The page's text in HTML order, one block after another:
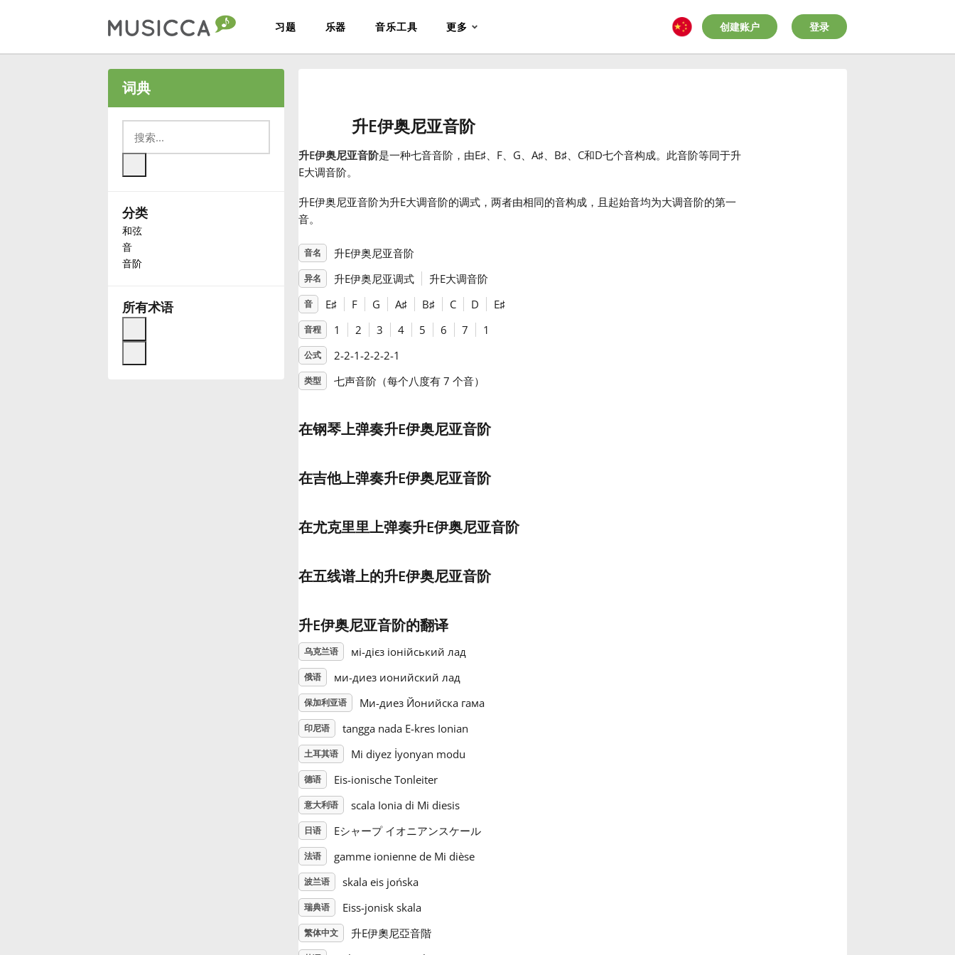
习题 乐器 音乐工具 更多
Български
Deutsch
Español
Français
创建账户 登录
词典
分类
和弦
音
音阶
所有术语
升E伊奥尼亚音阶
升E伊奥尼亚音阶是一种七音音阶，由E♯、F、G、A♯、B♯、C和D七个音构成。此音阶等同于升
E大调音阶。
升E伊奥尼亚音阶为升E大调音阶的调式，两者由相同的音构成，且起始音均为大调音阶的第一
音。
音名 升E伊奥尼亚音阶
异名 升E伊奥尼亚调式 升E大调音阶
音 E♯ F G A♯ B♯ C D E♯
音程 1 2 3 4 5 6 7 1
公式 2-2-1-2-2-2-1
类型 七声音阶（每个八度有 7 个音）
在钢琴上弹奏升E伊奥尼亚音阶
在吉他上弹奏升E伊奥尼亚音阶
在尤克里里上弹奏升E伊奥尼亚音阶
在五线谱上的升E伊奥尼亚音阶
升E伊奥尼亚音阶的翻译
乌克兰语 мі-дієз іонійський лад
俄语 ми-диез ионийский лад
保加利亚语 Mи-диез Йонийска гама
印尼语 tangga nada E-kres Ionian
土耳其语 Mi diyez İyonyan modu
德语 Eis-ionische Tonleiter
意大利语 scala Ionia di Mi diesis
日语 Eシャープ イオニアンスケール
法语 gamme ionienne de Mi dièse
波兰语 skala eis jońska
瑞典语 Eiss-jonisk skala
繁体中文 升E伊奧尼亞音階